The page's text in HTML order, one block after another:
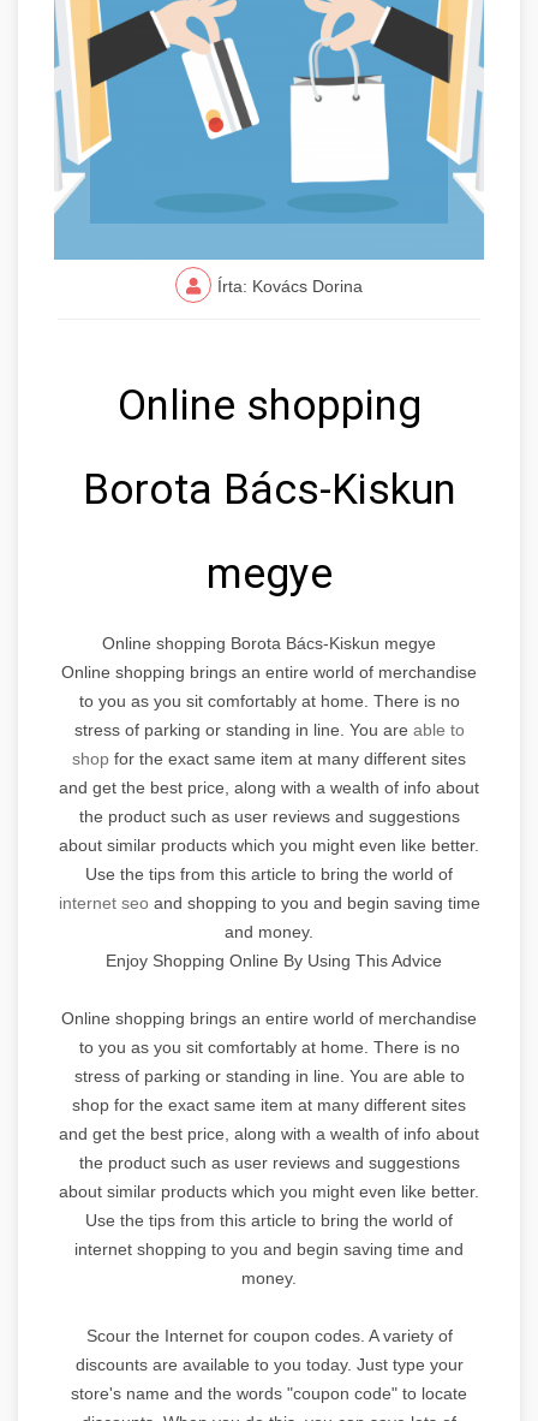
Írta: Kovács Dorina
Online shopping
Borota Bács-Kiskun
megye
Online shopping Borota Bács-Kiskun megye
Online shopping brings an entire world of merchandise
to you as you sit comfortably at home. There is no
stress of parking or standing in line. You are able to
shop for the exact same item at many different sites
and get the best price, along with a wealth of info about
the product such as user reviews and suggestions
about similar products which you might even like better.
Use the tips from this article to bring the world of
internet seo and shopping to you and begin saving time
and money.
Enjoy Shopping Online By Using This Advice
Online shopping brings an entire world of merchandise
to you as you sit comfortably at home. There is no
stress of parking or standing in line. You are able to
shop for the exact same item at many different sites
and get the best price, along with a wealth of info about
the product such as user reviews and suggestions
about similar products which you might even like better.
Use the tips from this article to bring the world of
internet shopping to you and begin saving time and
money.
Scour the Internet for coupon codes. A variety of
discounts are available to you today. Just type your
store's name and the words "coupon code" to locate